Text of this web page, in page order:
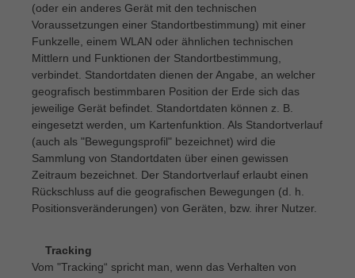
(oder ein anderes Gerät mit den technischen
Voraussetzungen einer Standortbestimmung) mit einer
Funkzelle, einem WLAN oder ähnlichen technischen
Mittlern und Funktionen der Standortbestimmung,
verbindet. Standortdaten dienen der Angabe, an welcher
geografisch bestimmbaren Position der Erde sich das
jeweilige Gerät befindet. Standortdaten können z. B.
eingesetzt werden, um Kartenfunktion. Als Standortverlauf
(auch als "Bewegungsprofil" bezeichnet) wird die
Sammlung von Standortdaten über einen gewissen
Zeitraum bezeichnet. Der Standortverlauf erlaubt einen
Rückschluss auf die geografischen Bewegungen (d. h.
Positionsveränderungen) von Geräten, bzw. ihrer Nutzer.
Tracking
Vom "Tracking“ spricht man, wenn das Verhalten von